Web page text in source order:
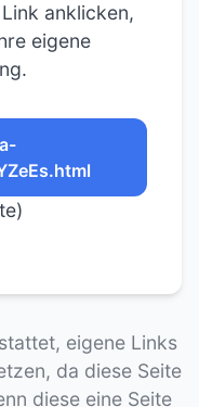
anklicken,
eigene
eigene Links
da diese Seite
diese eine Seite